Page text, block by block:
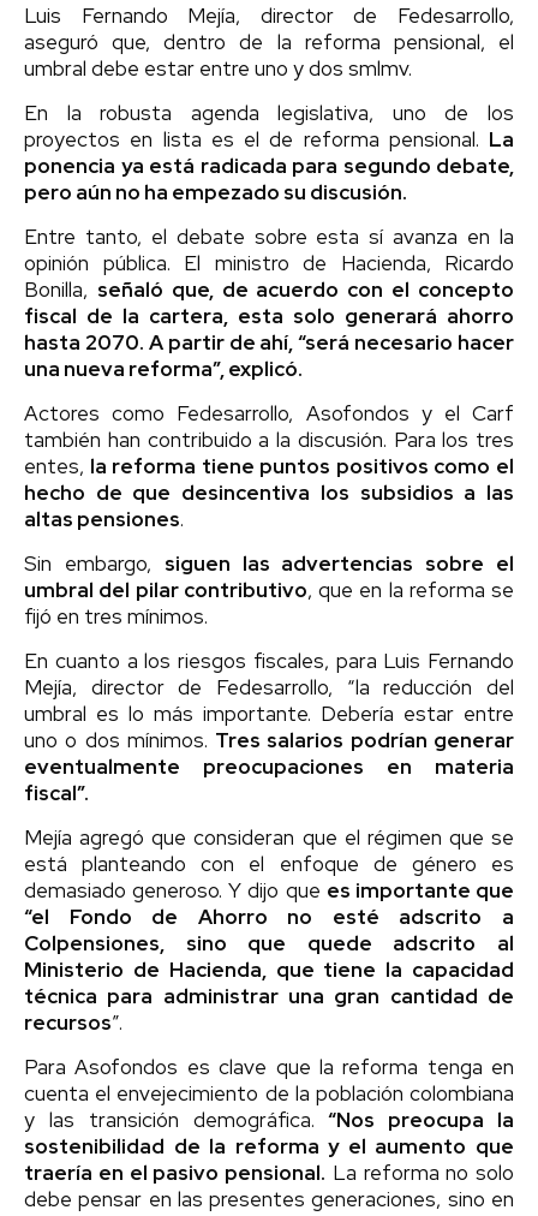
Luis Fernando Mejía, director de Fedesarrollo,
aseguró que, dentro de la reforma pensional, el
umbral debe estar entre uno y dos smlmv.
En la robusta agenda legislativa, uno de los
proyectos en lista es el de reforma pensional. La
ponencia ya está radicada para segundo debate,
pero aún no ha empezado su discusión.
Entre tanto, el debate sobre esta sí avanza en la
opinión pública. El ministro de Hacienda, Ricardo
Bonilla, señaló que, de acuerdo con el concepto
fiscal de la cartera, esta solo generará ahorro
hasta 2070. A partir de ahí, “será necesario hacer
una nueva reforma”, explicó.
Actores como Fedesarrollo, Asofondos y el Carf
también han contribuido a la discusión. Para los tres
entes, la reforma tiene puntos positivos como el
hecho de que desincentiva los subsidios a las
altas pensiones.
Sin embargo, siguen las advertencias sobre el
umbral del pilar contributivo, que en la reforma se
fijó en tres mínimos.
En cuanto a los riesgos fiscales, para Luis Fernando
Mejía, director de Fedesarrollo, “la reducción del
umbral es lo más importante. Debería estar entre
uno o dos mínimos. Tres salarios podrían generar
eventualmente preocupaciones en materia
fiscal”.
Mejía agregó que consideran que el régimen que se
está planteando con el enfoque de género es
demasiado generoso. Y dijo que es importante que
“el Fondo de Ahorro no esté adscrito a
Colpensiones, sino que quede adscrito al
Ministerio de Hacienda, que tiene la capacidad
técnica para administrar una gran cantidad de
recursos”.
Para Asofondos es clave que la reforma tenga en
cuenta el envejecimiento de la población colombiana
y las transición demográfica.“Nos preocupa la
sostenibilidad de la reforma y el aumento que
traería en el pasivo pensional. La reforma no solo
debe pensar en las presentes generaciones, sino en